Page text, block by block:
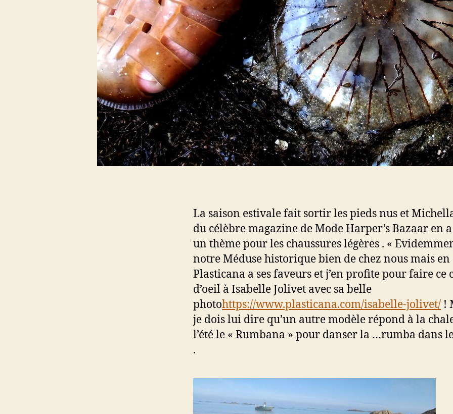
La saison estivale fait sortir les pieds nus et
du célèbre magazine de Mode Harper’s Bazaar en
un thème pour les chaussures légères . «
notre Méduse historique bien de chez nous mais en
Plasticana a ses faveurs et j’en profite pour faire ce
d’oeil à Isabelle Jolivet avec sa belle
photohttps://www.plasticana.com/isabelle-jolivet/ !
je dois lui dire qu’un autre modèle répond à la
l’été le « Rumbana » pour danser la …rumba dans
.